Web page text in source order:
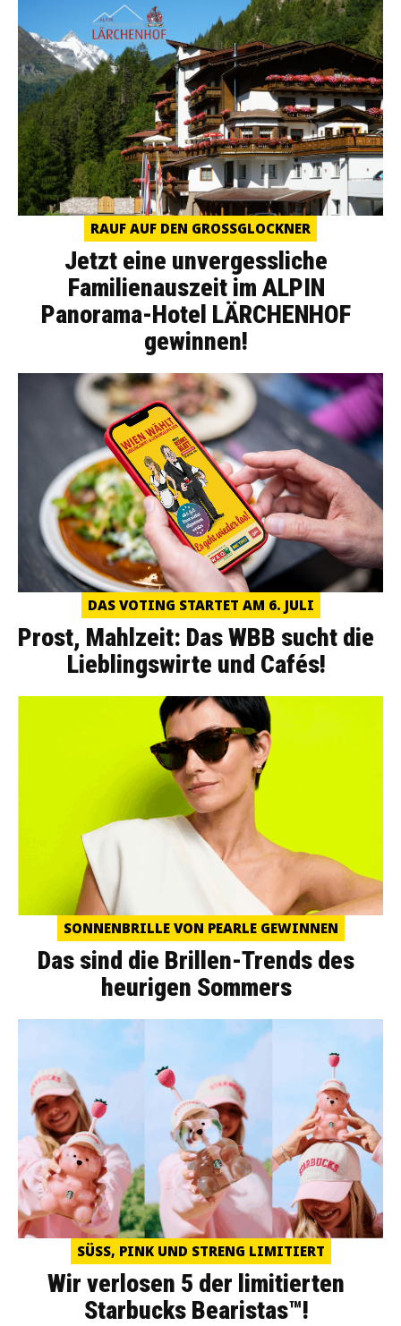
RAUF AUF DEN GROSSGLOCKNER
Jetzt eine unvergessliche
Familienauszeit im ALPIN
Panorama-Hotel LÄRCHENHOF
gewinnen!
DAS VOTING STARTET AM 6. JULI
Prost, Mahlzeit: Das WBB sucht die
Lieblingswirte und Cafés!
SONNENBRILLE VON PEARLE GEWINNEN
Das sind die Brillen-Trends des
heurigen Sommers
SÜSS, PINK UND STRENG LIMITIERT
Wir verlosen 5 der limitierten
Starbucks Bearistas™!